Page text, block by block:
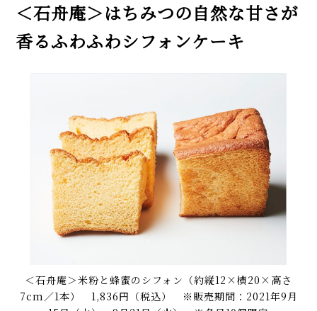
＜石舟庵＞はちみつの自然な甘さが
香るふわふわシフォンケーキ
＜石舟庵＞米粉と蜂蜜のシフォン（約縦12×横20×高さ
7cm／1本） 1,836円（税込） ※販売期間：2021年9月